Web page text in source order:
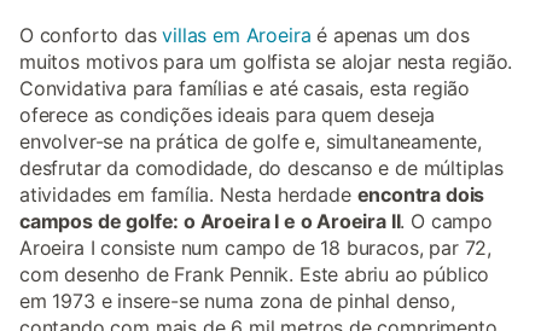
O conforto dasvillas em Aroeira é apenas um dos
muitos motivos para um golfista se alojar nesta região.
Convidativa para famílias e até casais, esta região
oferece as condições ideais para quem deseja
envolver-se na prática de golfe e, simultaneamente,
desfrutar da comodidade, do descanso e de múltiplas
atividades em família. Nesta herdade encontra dois
campos de golfe: o Aroeira I e o Aroeira II. O campo
Aroeira I consiste num campo de 18 buracos, par 72,
com desenho de Frank Pennik. Este abriu ao público
em 1973 e insere-se numa zona de pinhal denso,